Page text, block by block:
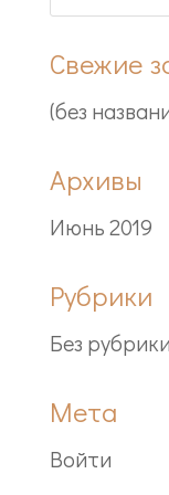
Свежие
(без
Архивы
Июнь 2019
Рубрики
Без рубрики
Мета
Войти